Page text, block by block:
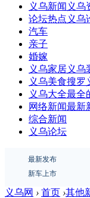
义乌新闻 义乌
论坛热点 义乌
汽车
亲子
婚嫁
义乌家居义乌
义乌美食搜罗
义乌大全最全
网络新闻最新
综合新闻
义乌论坛
最新发布
新车上市
义乌网 › 首页 ›其他